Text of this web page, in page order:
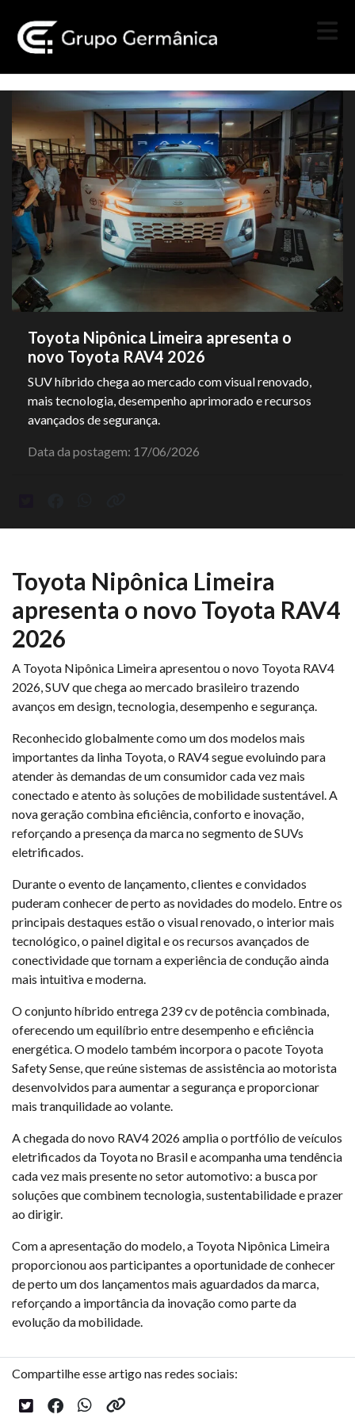
Toyota Nipônica Limeira apresenta o
novo Toyota RAV4 2026
SUV híbrido chega ao mercado com visual renovado,
mais tecnologia, desempenho aprimorado e recursos
avançados de segurança.
Data da postagem: 17/06/2026
Toyota Nipônica Limeira
apresenta o novo Toyota RAV4
2026
A Toyota Nipônica Limeira apresentou o novo Toyota RAV4
2026, SUV que chega ao mercado brasileiro trazendo
avanços em design, tecnologia, desempenho e segurança.
Reconhecido globalmente como um dos modelos mais
importantes da linha Toyota, o RAV4 segue evoluindo para
atender às demandas de um consumidor cada vez mais
conectado e atento às soluções de mobilidade sustentável. A
nova geração combina eficiência, conforto e inovação,
reforçando a presença da marca no segmento de SUVs
eletrificados.
Durante o evento de lançamento, clientes e convidados
puderam conhecer de perto as novidades do modelo. Entre os
principais destaques estão o visual renovado, o interior mais
tecnológico, o painel digital e os recursos avançados de
conectividade que tornam a experiência de condução ainda
mais intuitiva e moderna.
O conjunto híbrido entrega 239 cv de potência combinada,
oferecendo um equilíbrio entre desempenho e eficiência
energética. O modelo também incorpora o pacote Toyota
Safety Sense, que reúne sistemas de assistência ao motorista
desenvolvidos para aumentar a segurança e proporcionar
mais tranquilidade ao volante.
A chegada do novo RAV4 2026 amplia o portfólio de veículos
eletrificados da Toyota no Brasil e acompanha uma tendência
cada vez mais presente no setor automotivo: a busca por
soluções que combinem tecnologia, sustentabilidade e prazer
ao dirigir.
Com a apresentação do modelo, a Toyota Nipônica Limeira
proporcionou aos participantes a oportunidade de conhecer
de perto um dos lançamentos mais aguardados da marca,
reforçando a importância da inovação como parte da
evolução da mobilidade.
Compartilhe esse artigo nas redes sociais: